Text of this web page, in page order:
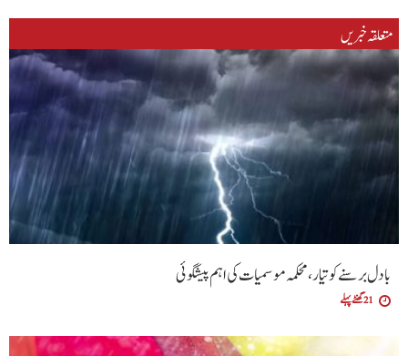
متعلقہ خبریں
بادل برسنے کو تیار، محکمہ موسمیات کی اہم پیشگوئی
21 گھنٹے پہلے